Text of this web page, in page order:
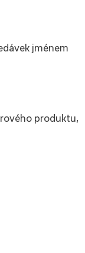
jménem
produktu,